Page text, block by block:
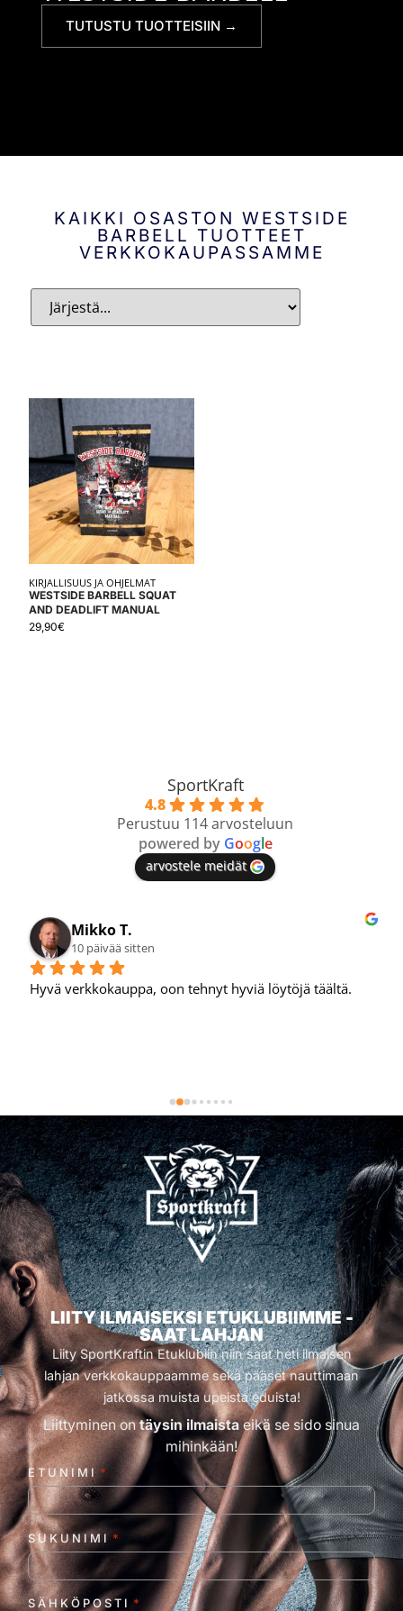
TUTUSTU TUOTTEISIIN →
KAIKKI OSASTON WESTSIDE
BARBELL TUOTTEET
VERKKOKAUPASSAMME
KIRJALLISUUS JA OHJELMAT
WESTSIDE BARBELL SQUAT
AND DEADLIFT MANUAL
29,90€
SportKraft
4.8
Perustuu 114 arvosteluun
powered by Google
arvostele meidät
Mikko T.
10 päivää sitten
Hyvä verkkokauppa, oon tehnyt hyviä löytöjä täältä.
LIITY ILMAISEKSI ETUKLUBIIMME -
SAAT LAHJAN
Liity SportKraftin Etuklubiin niin saat heti ilmaisen
lahjan verkkokauppaamme sekä pääset nauttimaan
jatkossa muista upeista eduista!
Liittyminen ontäysin ilmaistaeikä se sido sinua
mihinkään!
ETUNIMI *
SUKUNIMI *
SÄHKÖPOSTI *